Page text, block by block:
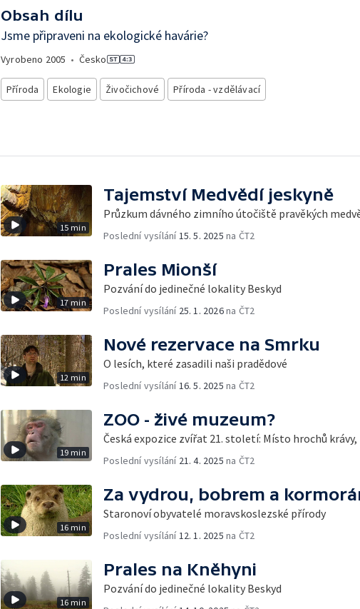
Obsah dílu
Jsme připraveni na ekologické havárie?
Vyrobeno 2005 • Česko
Příroda Ekologie Živočichové Příroda - vzdělávací
15 min
Tajemství Medvědí jeskyně
Průzkum dávného zimního útočiště pravěkých
Poslední vysílání 15. 5. 2025 na ČT2
17 min
Prales Mionší
Pozvání do jedinečné lokality Beskyd
Poslední vysílání 25. 1. 2026na ČT2
12 min
Nové rezervace na Smrku
O lesích, které zasadili naši pradědové
Poslední vysílání 16. 5. 2025 na ČT2
19 min
ZOO - živé muzeum?
Česká expozice zvířat 21. století: Místo hrochů
Poslední vysílání 21. 4. 2025 na ČT2
16 min
Za vydrou, bobrem a
Staronoví obyvatelé moravskoslezské přírody
Poslední vysílání 12. 1. 2025 na ČT2
16 min
Prales na Kněhyni
Pozvání do jedinečné lokality Beskyd